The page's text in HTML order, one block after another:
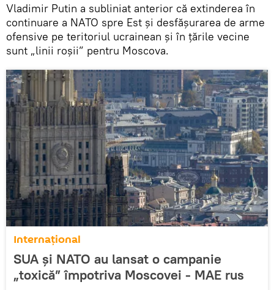
Vladimir Putin a subliniat anterior că extinderea în
continuare a NATO spre Est și desfășurarea de arme
ofensive pe teritoriul ucrainean și în țările vecine
sunt „linii roșii” pentru Moscova.
Internaţional
SUA și NATO au lansat o campanie
„toxică” împotriva Moscovei - MAE rus